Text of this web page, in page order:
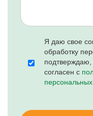
Я даю свое
обработку
подтверждаю,
согласен с